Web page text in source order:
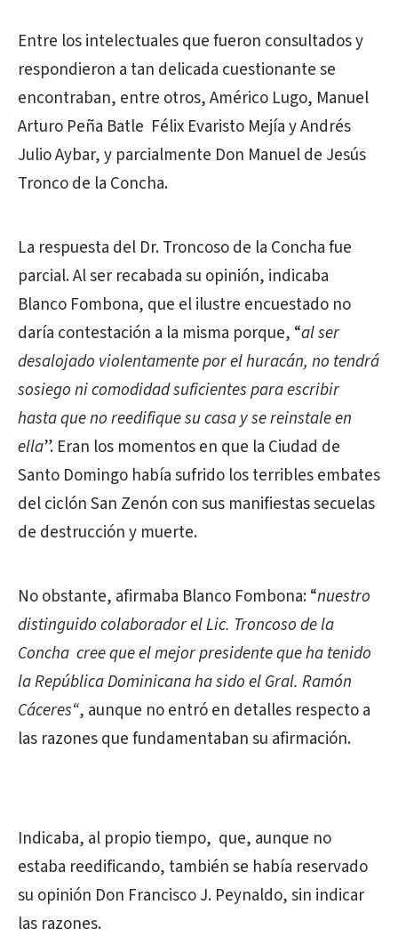
Entre los intelectuales que fueron consultados y
respondieron a tan delicada cuestionante se
encontraban, entre otros, Américo Lugo, Manuel
Arturo Peña Batle Félix Evaristo Mejía y Andrés
Julio Aybar, y parcialmente Don Manuel de Jesús
Tronco de la Concha.
La respuesta del Dr. Troncoso de la Concha fue
parcial. Al ser recabada su opinión, indicaba
Blanco Fombona, que el ilustre encuestado no
daría contestación a la misma porque, “al ser
desalojado violentamente por el huracán, no tendrá
sosiego ni comodidad suficientes para escribir
hasta que no reedifique su casa y se reinstale en
ella”. Eran los momentos en que la Ciudad de
Santo Domingo había sufrido los terribles embates
del ciclón San Zenón con sus manifiestas secuelas
de destrucción y muerte.
No obstante, afirmaba Blanco Fombona: “nuestro
distinguido colaborador el Lic. Troncoso de la
Concha cree que el mejor presidente que ha tenido
la República Dominicana ha sido el Gral. Ramón
Cáceres“, aunque no entró en detalles respecto a
las razones que fundamentaban su afirmación.
Indicaba, al propio tiempo, que, aunque no
estaba reedificando, también se había reservado
su opinión Don Francisco J. Peynaldo, sin indicar
las razones.